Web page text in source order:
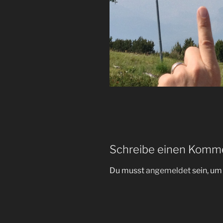
Schreibe einen
Du musstangemeldetsein,